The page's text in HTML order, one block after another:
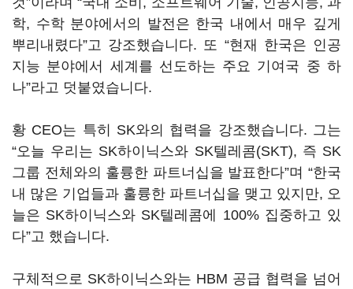
학, 수학 분야에서의 발전은 한국 내에서 매우 깊게
뿌리내렸다”고 강조했습니다. 또 “현재 한국은 인공
지능 분야에서 세계를 선도하는 주요 기여국 중 하
나”라고 덧붙였습니다.
황 CEO는 특히 SK와의 협력을 강조했습니다. 그는
“오늘 우리는 SK하이닉스와 SK텔레콤(SKT), 즉 SK
그룹 전체와의 훌륭한 파트너십을 발표한다”며 “한국
내 많은 기업들과 훌륭한 파트너십을 맺고 있지만, 오
늘은 SK하이닉스와 SK텔레콤에 100% 집중하고 있
다”고 했습니다.
구체적으로 SK하이닉스와는 HBM 공급 협력을 넘어